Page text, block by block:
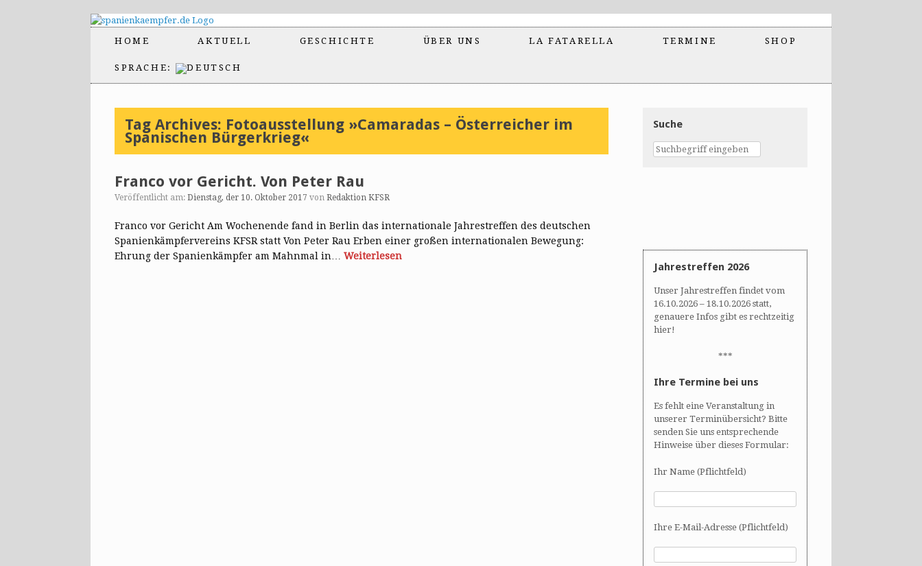
HOME AKTUELL GESCHICHTE ÜBER UNS LA FATARELLA TERMINE SHOP
SPRACHE:
Tag Archives: Fotoausstellung »Camaradas – Österreicher im
Spanischen Bürgerkrieg«
Franco vor Gericht. Von Peter Rau
Veröffentlicht am: Dienstag, der 10. Oktober 2017 von Redaktion KFSR
Franco vor Gericht Am Wochenende fand in Berlin das internationale Jahrestreffen des deutschen
Spanienkämpfervereins KFSR statt Von Peter Rau Erben einer großen internationalen Bewegung:
Ehrung der Spanienkämpfer am Mahnmal in… Weiterlesen
Suche
Jahrestreffen 2026
Unser Jahrestreffen findet vom
16.10.2026 – 18.10.2026 statt,
genauere Infos gibt es rechtzeitig
hier!
***
Ihre Termine bei uns
Es fehlt eine Veranstaltung in
unserer Terminübersicht? Bitte
senden Sie uns entsprechende
Hinweise über dieses Formular:
Ihr Name (Pflichtfeld)
Ihre E-Mail-Adresse (Pflichtfeld)